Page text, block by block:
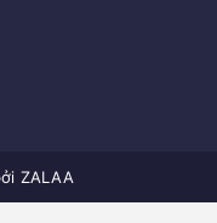
ZALAA